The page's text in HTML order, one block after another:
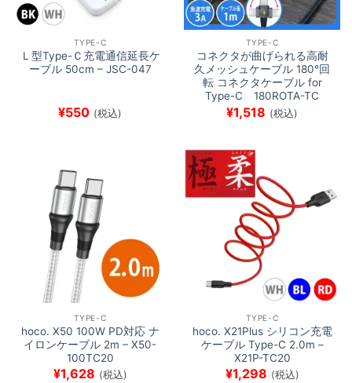
TYPE-C
Ｌ型Type-Ｃ充電通信延長ケ
ーブル 50cm – JSC-047
¥550 (税込)
TYPE-C
コネクタが曲げられる高耐
久メッシュケーブル 180°回
転 コネクタケーブル for
Type-C 180ROTA-TC
¥1,518 (税込)
TYPE-C
hoco. X50 100W PD対応 ナ
イロンケーブル 2m – X50-
100TC20
¥1,628 (税込)
TYPE-C
hoco. X21Plus シリコン充電
ケーブル Type-C 2.0m –
X21P-TC20
¥1,298 (税込)